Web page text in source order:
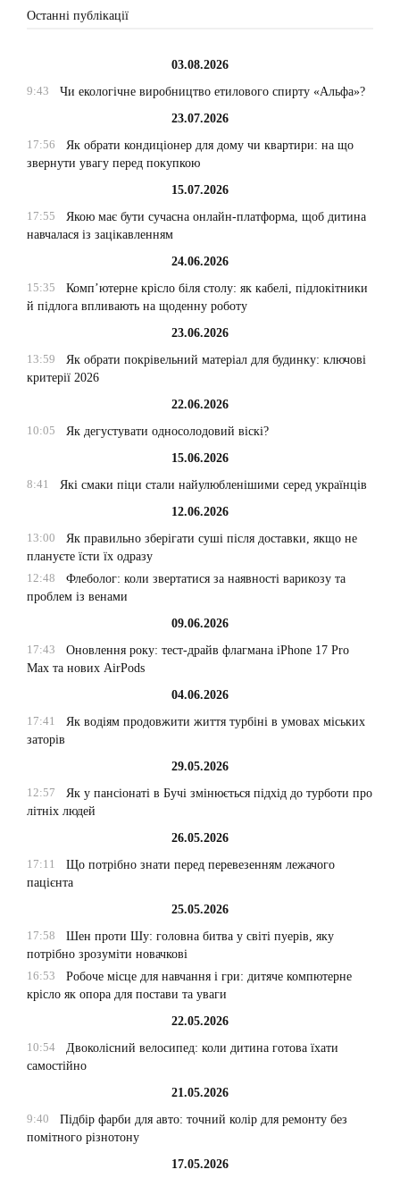
Останні публікації
03.08.2026
9:43
Чи екологічне виробництво етилового спирту «Альфа»?
23.07.2026
17:56
Як обрати кондиціонер для дому чи квартири: на що
звернути увагу перед покупкою
15.07.2026
17:55
Якою має бути сучасна онлайн-платформа, щоб дитина
навчалася із зацікавленням
24.06.2026
15:35
Комп’ютерне крісло біля столу: як кабелі, підлокітники
й підлога впливають на щоденну роботу
23.06.2026
13:59
Як обрати покрівельний матеріал для будинку: ключові
критерії 2026
22.06.2026
10:05
Як дегустувати односолодовий віскі?
15.06.2026
8:41
Які смаки піци стали найулюбленішими серед українців
12.06.2026
13:00
Як правильно зберігати суші після доставки, якщо не
плануєте їсти їх одразу
12:48
Флеболог: коли звертатися за наявності варикозу та
проблем із венами
09.06.2026
17:43
Оновлення року: тест-драйв флагмана iPhone 17 Pro
Max та нових AirPods
04.06.2026
17:41
Як водіям продовжити життя турбіні в умовах міських
заторів
29.05.2026
12:57
Як у пансіонаті в Бучі змінюється підхід до турботи про
літніх людей
26.05.2026
17:11
Що потрібно знати перед перевезенням лежачого
пацієнта
25.05.2026
17:58
Шен проти Шу: головна битва у світі пуерів, яку
потрібно зрозуміти новачкові
16:53
Робоче місце для навчання і гри: дитяче компютерне
крісло як опора для постави та уваги
22.05.2026
10:54
Двоколісний велосипед: коли дитина готова їхати
самостійно
21.05.2026
9:40
Підбір фарби для авто: точний колір для ремонту без
помітного різнотону
17.05.2026